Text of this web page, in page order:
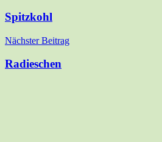
Spitzkohl
Nächster Beitrag
Radieschen